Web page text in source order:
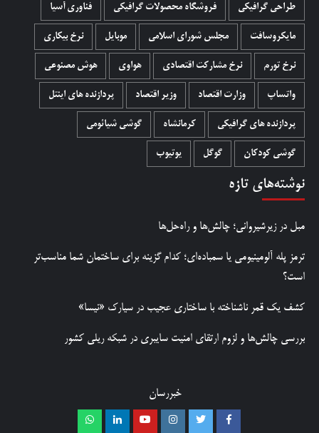
طراحی گرافیکی فروشگاه محصولات گرافيکی فناوری آسیا
مایکروسافت مجلس شورای اسلامی موبایل نرخ بیکاری
نرخ تورم نرخ مشارکت اقتصادی هواوی هوش مصنوعی
واتساپ وزارت اقتصاد وزیر اقتصاد پردازنده های اینتل
پردازنده های گرافیکی کرمانشاه گوشی شیائومی
گوشی کودکان گوگل یوتیوب
نوشته‌های تازه
مبل در زیرشیروانی؛ چالش‌ها و راه‌حل‌ها
ترمز پله آلومینیومی یا سمباده‌ای؛ کدام گزینه برای ساختمان شما مناسب‌تر
است؟
کشف یک قمر ناشناخته با ساختاری عجیب در سیارک «نیسا»
بررسی چالش‌ها و لزوم ارتقای امنیت سایبری در شبکه ریلی کشور
خبررسان
Facebook
Twitter
Instagram
Youtube
Linkedin
Whatsapp